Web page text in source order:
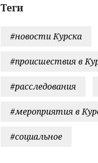
Теги
#новости Курска
#происшествия в
#расследования
#мероприятия в
#социальное